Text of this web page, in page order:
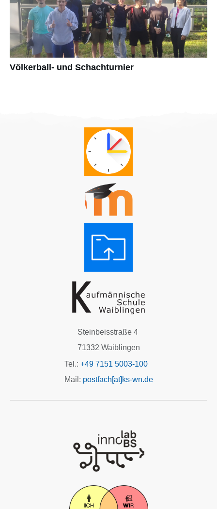
Völkerball- und Schachturnier
Steinbeisstraße 4
71332 Waiblingen
Tel.: +49 7151 5003-100
Mail: postfach[at]ks-wn.de